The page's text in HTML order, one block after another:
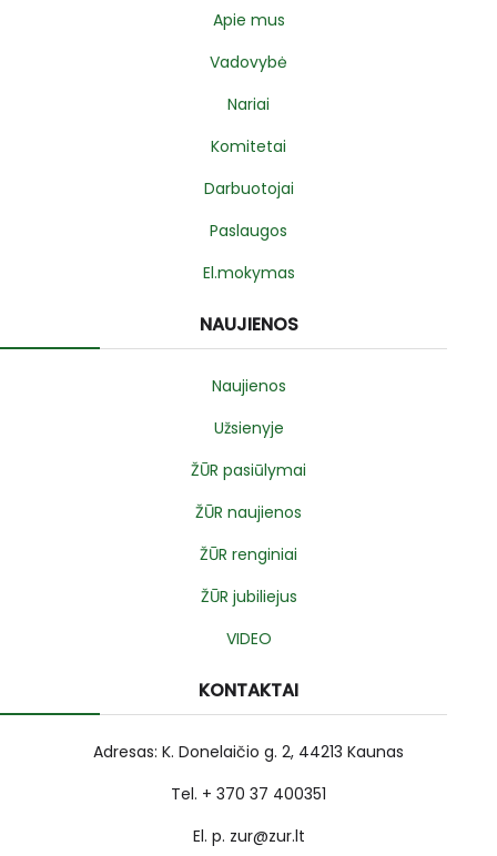
Apie mus
Vadovybė
Nariai
Komitetai
Darbuotojai
Paslaugos
El.mokymas
NAUJIENOS
Naujienos
Užsienyje
ŽŪR pasiūlymai
ŽŪR naujienos
ŽŪR renginiai
ŽŪR jubiliejus
VIDEO
KONTAKTAI
Adresas: K. Donelaičio g. 2, 44213 Kaunas
Tel. + 370 37 400351
El. p. zur@zur.lt